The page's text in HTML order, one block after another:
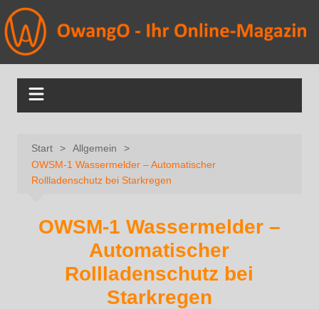
Start
Allgemein
OWSM‑1 Wassermelder – Automatischer
Rollladenschutz bei Starkregen
OWSM‑1 Wassermelder –
Automatischer
Rollladenschutz bei
Starkregen